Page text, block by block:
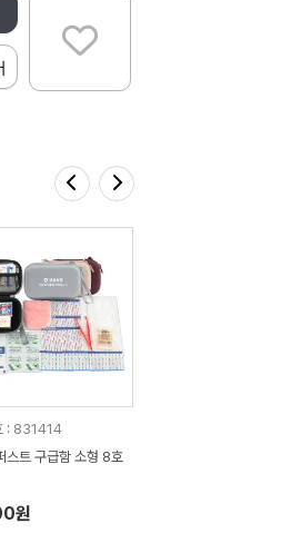
: 831414
스트 구급함 소형 8호
원